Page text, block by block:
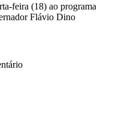
feira (18) ao programa
Flávio Dino